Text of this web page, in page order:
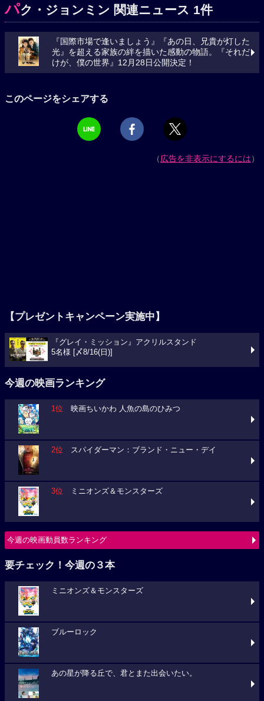
パク・ジョンミン 関連ニュース 1件
『国際市場で逢いましょう』『あの日、兄貴が灯した
光』を超える家族の絆を描いた感動の物語。『それだ
けが、僕の世界』12月28日公開決定！
このページをシェアする
（広告を非表示にするには）
【プレゼントキャンペーン実施中】
『グレイ・ミッション』アクリルスタンド
5名様 [〆8/16(日)]
今週の映画ランキング
1位 映画ちいかわ 人魚の島のひみつ
2位 スパイダーマン：ブランド・ニュー・デイ
3位 ミニオンズ＆モンスターズ
今週の映画動員数ランキング
要チェック！今週の３本
ミニオンズ＆モンスターズ
ブルーロック
あの星が降る丘で、君とまた出会いたい。